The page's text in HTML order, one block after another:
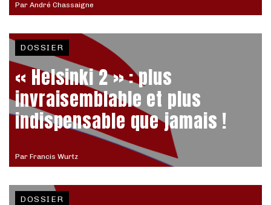
Par André Chassaigne
Par Francis Wurtz
DOSSIER
« Helsinki 2 » : plus
invraisemblable et plus
indispensable que jamais !
DOSSIER